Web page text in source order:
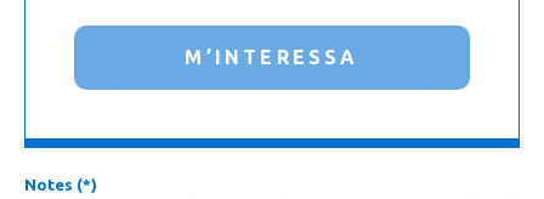
M’INTERESSA
Notes (*)